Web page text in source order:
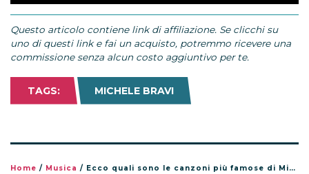
Questo articolo contiene link di affiliazione. Se clicchi su
uno di questi link e fai un acquisto, potremmo ricevere una
commissione senza alcun costo aggiuntivo per te.
TAGS: MICHELE BRAVI
Home / Musica / Ecco quali sono le canzoni più famose di Michele Bravi